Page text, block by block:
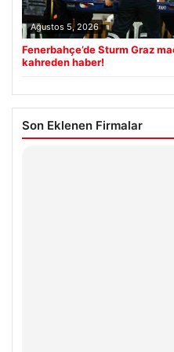
Ağustos 5, 2026
Fenerbahçe’de Sturm Graz
kahreden haber!
Son Eklenen Firmalar